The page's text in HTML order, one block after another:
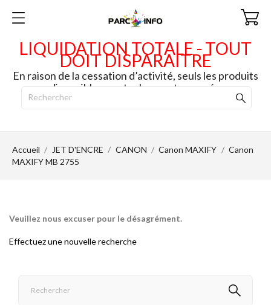
LIQUIDATION TOTALE - TOUT
DOIT DISPARAITRE
En raison de la cessation d’activité, seuls les produits
disponibles en stock seront envoyés.
Accueil JET D'ENCRE CANON Canon MAXIFY
Canon
MAXIFY MB 2755
Veuillez nous excuser pour le désagrément.
Effectuez une nouvelle recherche